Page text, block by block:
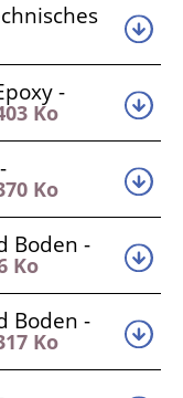
-
Ko
Ko
Boden -
Ko
Boden -
Ko